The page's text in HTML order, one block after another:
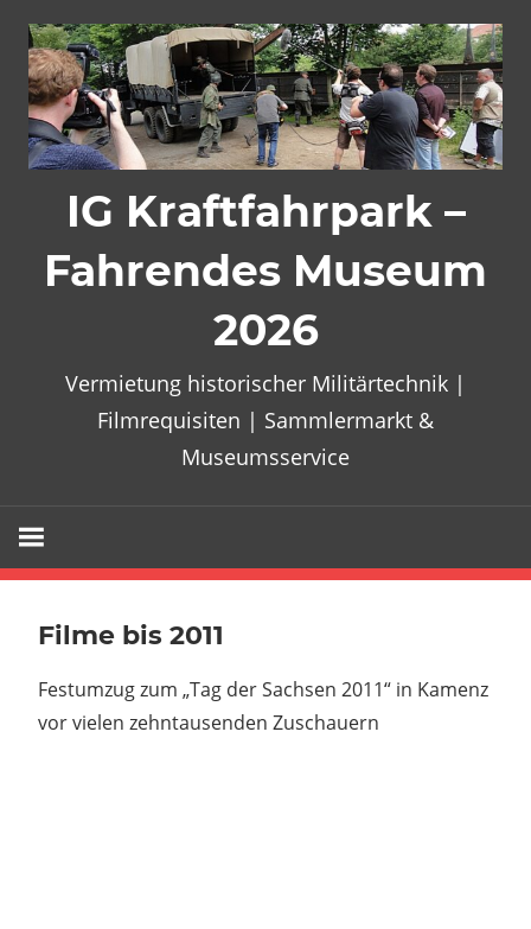
Inhalt
springen
IG Kraftfahrpark –
Fahrendes Museum
2026
Vermietung historischer Militärtechnik |
Filmrequisiten | Sammlermarkt &
Museumsservice
Filme bis 2011
Festumzug zum „Tag der Sachsen 2011“ in Kamenz
vor vielen zehntausenden Zuschauern